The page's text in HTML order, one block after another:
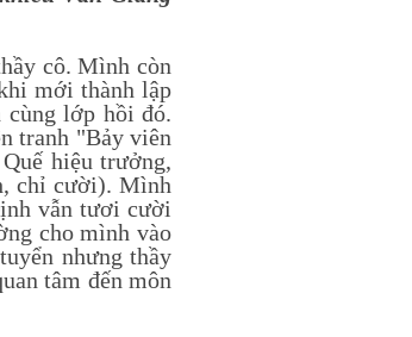
cô. Mình còn
mới thành lập
cùng lớp hồi đó.
tranh "Bảy viên
hiệu trưởng,
chỉ cười). Mình
vẫn tươi cười
cho mình vào
nhưng thầy
tâm đến môn